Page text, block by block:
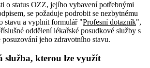
o status OZZ, jejího vybavení potřebnými
se požaduje podrobit se nezbytnému
stavu a vyplnit formulář "Profesní dotazník",
oddělení lékařské posudkové služby s
jeho zdravotního stavu.
služba, kterou lze využít